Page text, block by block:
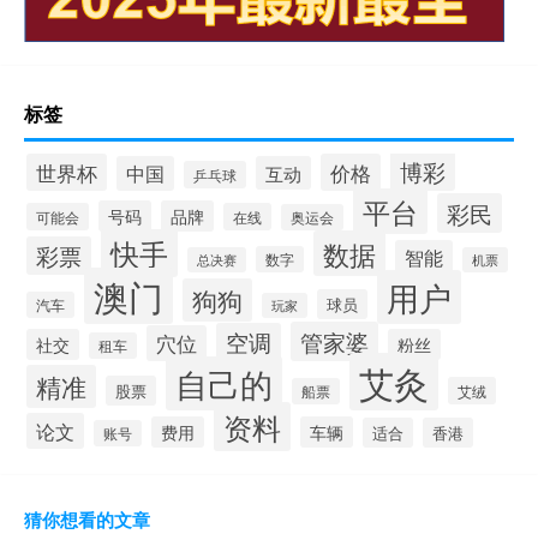
标签
世界杯 中国 乒乓球 互动 价格 博彩
可能会 号码 品牌 在线 奥运会 平台 彩民
彩票 快手 总决赛 数字 数据 智能 机票
汽车 澳门 狗狗 玩家 球员 用户
社交 租车 穴位 空调 管家婆 粉丝
精准 股票 自己的 船票 艾灸 艾绒
论文 账号 费用 资料 车辆 适合 香港
猜你想看的文章